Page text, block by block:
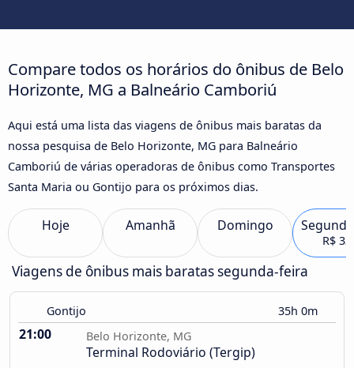
Compare todos os horários do ônibus de Belo
Horizonte, MG a Balneário Camboriú
Aqui está uma lista das viagens de ônibus mais baratas da
nossa pesquisa de Belo Horizonte, MG para Balneário
Camboriú de várias operadoras de ônibus como Transportes
Santa Maria ou Gontijo para os próximos dias.
Hoje Amanhã Domingo
R$
Viagens de ônibus mais baratas segunda-feira
Gontijo 35h 0m
21:00 Belo Horizonte, MG
Terminal Rodoviário (Tergip)